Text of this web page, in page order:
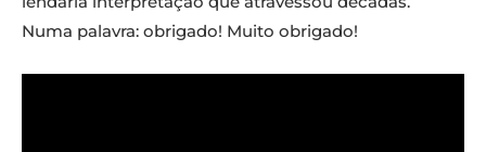
Numa palavra: obrigado! Muito obrigado!